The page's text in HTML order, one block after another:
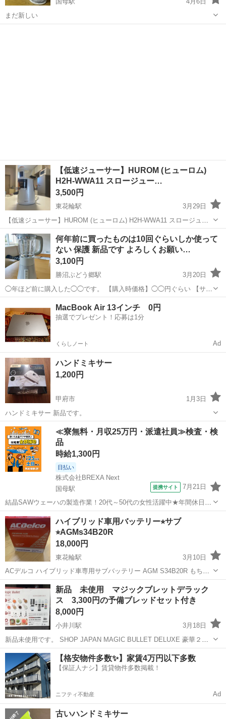
まだ新しい
【低速ジューサー】HUROM (ヒューロム)
H2H-WWA11 スロージュー…
3,500円
東花輪駅
3月29日
【低速ジューサー】HUROM (ヒューロム) H2H-WWA11 スロージュー
サー ◆ 商品概要 人気のヒューロム製スロージューサー（低速タイ
プ）です。 低速回転で材料を搾るため、熱に弱いビタミンなどの栄養
素を壊さず、美味し...
山梨 中央市 東花輪駅 キッチン家電 ヒューロム
何年前に買ったものは10回ぐらいしか使って
ない 保護 新品です よろしくお願い…
3,100円
勝沼ぶどう郷駅
3月20日
◯年ほど前に購入した◯◯です。 【購入時価格】◯◯円ぐらい 【サイ
ズ】縦：◯cm、横：◯cm、奥行き：◯cm （大体です） 【傷などの
状態】とくに目立った傷はありません。 【アピールポイント】状態は
いいのでまだまだ使えます！...
キッチン家電
MacBook Air 13インチ 0円
抽選でプレゼント！応募は1分
くらしノート Ad
ハンドミキサー
1,200円
甲府市
1月3日
ハンドミキサー 新品です。
山梨 甲府市 キッチン家電 ハンドミキサー
≪寮無料・月収25万円・派遣社員≫検査・検
品
時給1,300円
日払い
株式会社BREXA Next
国母駅
提携サイト 7月21日
結晶SAWウェーハの製造作業！20代～50代の女性活躍中★年間休日
120日＆土日祝休み！クリーンルーム内でのお仕事！日払い制度利用可
◎正社員登用制度あり！マイカー通勤可！《山梨県中巨摩郡昭和町》
人気の工場のお仕事 ◇結晶...
山梨 国母駅 その他
ハイブリッド車用バッテリー⭐︎サブ
⭐︎AGMs34B20R
18,000円
東花輪駅
3月10日
ACデルコ ハイブリッド車専用サブバッテリー AGM S34B20R もちろ
ん新品の販売です
山梨 南アルプス市 東花輪駅 キッチン家電 バッテリー
新品 未使用 マジックブレットデラック
ス 3,300円の予備ブレッドセット付き
8,000円
小井川駅
3月18日
新品未使用です。 SHOP JAPAN MAGIC BULLET DELUXE 豪華２１
点セット 3,300円の予備ブレッドセット付き
山梨 中央市 小井川駅 キッチン家電
マジックブレットデラックス
【格安物件多数✨】家賃4万円以下多数
【保証人ナシ】賃貸物件多数掲載！
ニフティ不動産 Ad
古いハンドミキサー